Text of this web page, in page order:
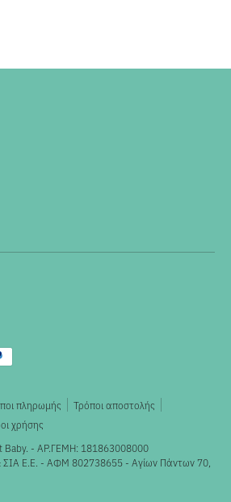
πληρωμής
Τρόποι αποστολής
χρήσης
Baby. - ΑΡ.ΓΕΜΗ: 181863008000
ΣΙΑ Ε.Ε. - ΑΦΜ 802738655 - Αγίων Πάντων 70,